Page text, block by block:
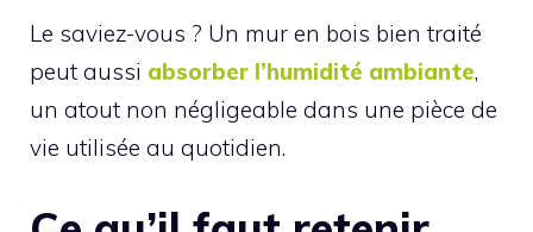
Le saviez-vous ? Un mur en bois bien traité
peut aussi absorber l’humidité ambiante,
un atout non négligeable dans une pièce de
vie utilisée au quotidien.